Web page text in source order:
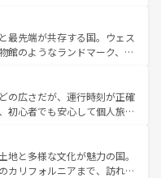
あるランス、プロヴァンスの
多彩な楽しみ方が可能だ。さ
力が溢れており、どの街角に
れで全く異なる文化を体験で
着のフランス情報はコンテンツ一覧
いても飽きることがない。ベ
ルン州のアルプスの絶景、そ
といった風景は必見。ビール
しい。 なお、新着の
を参照してほしい。
最先端が共存する国。ウェス
館のようなランドマーク、歴
。また、優雅なアフタヌーン
らない英国パブ、サッカー観
る体験も豊富。イギリスを旅
の広さだが、運行時刻が正確
初心者でも安心して個人旅行
スイスならではのユニークな
だけでなく町歩きも満喫する
高いため物価も高いが、旅行
地と多様な文化が魅力の国。
カリフォルニアまで、訪れる